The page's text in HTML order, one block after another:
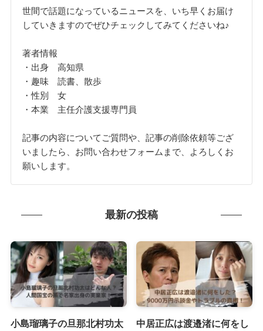
世間で話題になっているニュースを、いち早くお届け
していきますのでぜひチェックしてみてくださいね♪
著者情報
・出身 高知県
・趣味 読書、散歩
・性別 女
・本業 主任介護支援専門員
記事の内容についてご質問や、記事の削除依頼等ござ
いましたら、お問い合わせフォームまで、よろしくお
願いします。
最新の投稿
小島瑠璃子の旦那北村功太 中居正広は渡邉渚に何をし